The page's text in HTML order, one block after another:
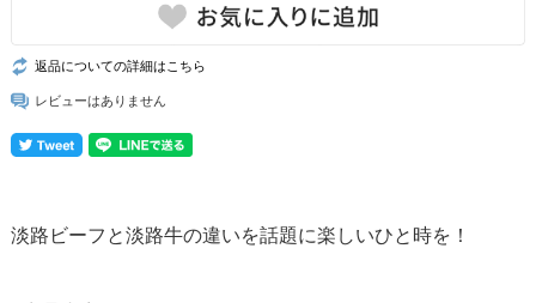
返品についての詳細はこちら
レビューはありません
淡路ビーフと淡路牛の違いを話題に楽しいひと時を！